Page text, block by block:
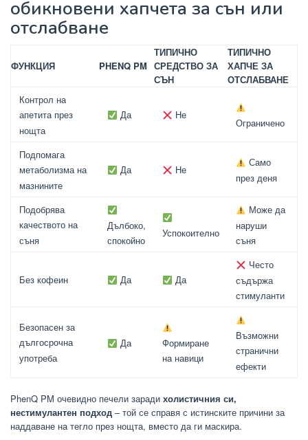
обикновени хапчета за сън или
отслабване
ФУНКЦИЯ PHENQ PM
ТИПИЧНО
СРЕДСТВО ЗА
СЪН
ТИПИЧНО
ХАПЧЕ ЗА
ОТСЛАБВАНЕ
Контрол на
апетита през
нощта
Да Не
Ограничено
Подпомага
метаболизма на
мазнините
Да Не
Само
през деня
Подобрява
качеството на
съня
Дълбоко,
спокойно
Успокоително
Може да
наруши
съня
Без кофеин Да Да
Често
съдържа
стимуланти
Безопасен за
дългосрочна
употреба
Да
Формиране
на навици
Възможни
странични
ефекти
PhenQ PM очевидно печели заради холистичния си,
нестимулантен подход – той се справя с истинските причини за
наддаване на тегло през нощта, вместо да ги маскира.